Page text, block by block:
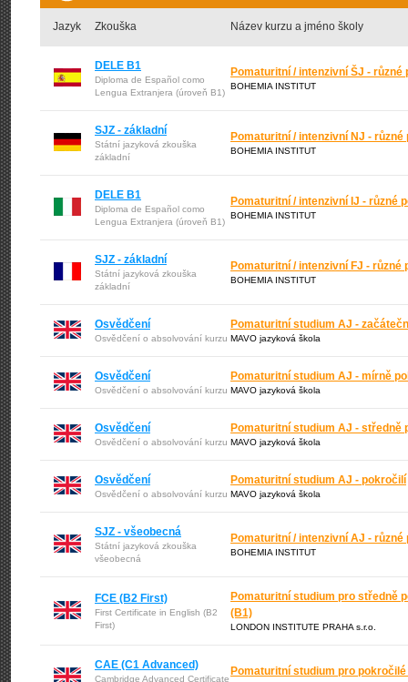
Jazyk Zkouška Název kurzu a jméno školy
DELE B1
Diploma de Español como
Lengua Extranjera (úroveň B1)
Pomaturitní / intenzivní ŠJ -
BOHEMIA INSTITUT
SJZ - základní
Státní jazyková zkouška
základní
Pomaturitní / intenzivní NJ -
BOHEMIA INSTITUT
DELE B1
Diploma de Español como
Lengua Extranjera (úroveň B1)
Pomaturitní / intenzivní IJ - různé
BOHEMIA INSTITUT
SJZ - základní
Státní jazyková zkouška
základní
Pomaturitní / intenzivní FJ - různé
BOHEMIA INSTITUT
Osvědčení
Osvědčení o absolvování kurzu
Pomaturitní studium AJ -
MAVO jazyková škola
Osvědčení
Osvědčení o absolvování kurzu
Pomaturitní studium AJ - mírně
MAVO jazyková škola
Osvědčení
Osvědčení o absolvování kurzu
Pomaturitní studium AJ - středně
MAVO jazyková škola
Osvědčení
Osvědčení o absolvování kurzu
Pomaturitní studium AJ - pokročilí
MAVO jazyková škola
SJZ - všeobecná
Státní jazyková zkouška
všeobecná
Pomaturitní / intenzivní AJ -
BOHEMIA INSTITUT
FCE (B2 First)
First Certificate in English (B2
First)
Pomaturitní studium pro středně
(B1)
LONDON INSTITUTE PRAHA s.r.o.
CAE (C1 Advanced)
Cambridge Advanced Certificate
Pomaturitní studium pro pokročilé